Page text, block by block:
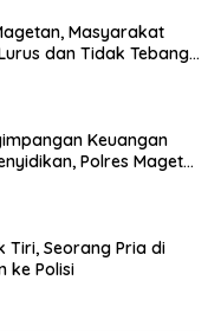
Masyarakat
dan Tidak Tebang
Keuangan
Polres Magetan
Tiri, Seorang Pria di
ke Polisi